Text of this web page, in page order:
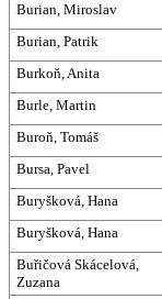
Burian, Miroslav
Burian, Patrik
Burkoň, Anita
Burle, Martin
Buroň, Tomáš
Bursa, Pavel
Buryšková, Hana
Buryšková, Hana
Buřičová Skácelová,
Zuzana